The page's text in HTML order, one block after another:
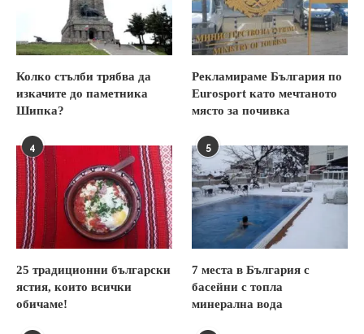
Колко стълби трябва да
изкачите до паметника
Шипка?
Рекламираме България по
Eurosport като мечтаното
място за почивка
4
25 традиционни български
ястия, които всички
обичаме!
5
7 места в България с
басейни с топла
минерална вода